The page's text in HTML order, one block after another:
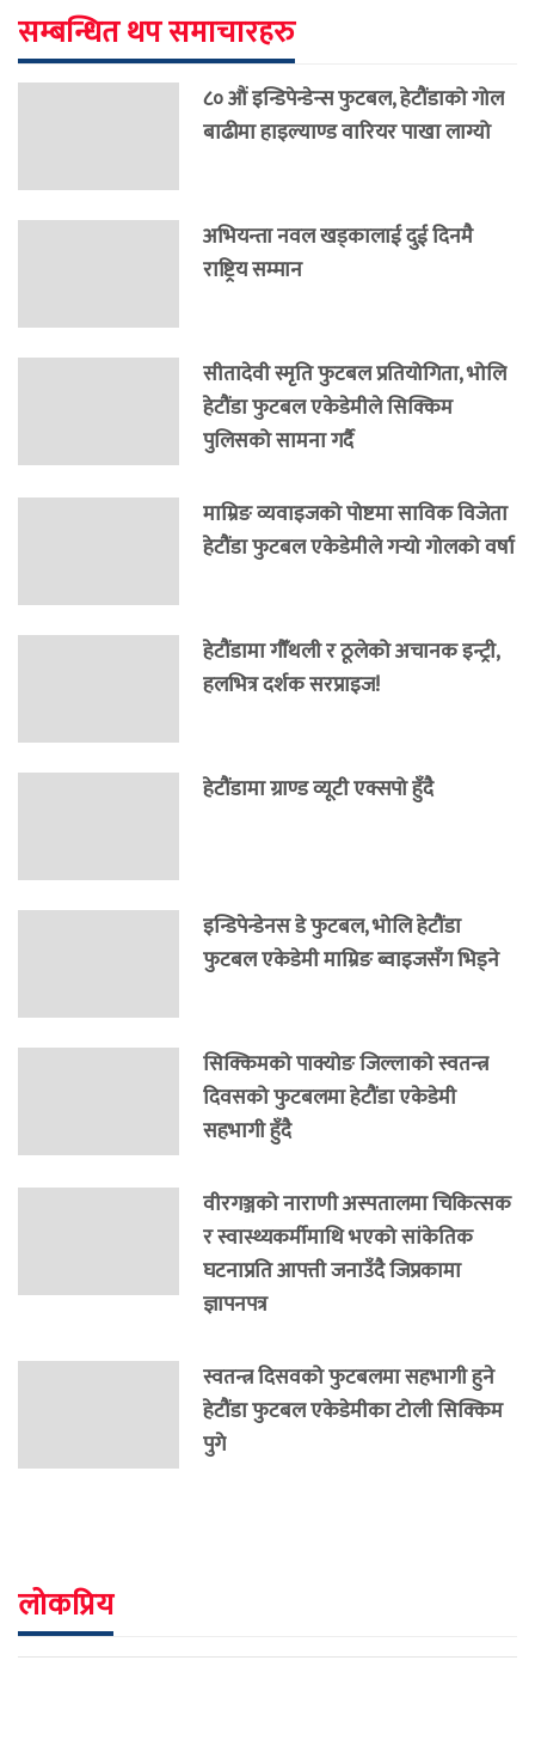
सम्बन्धित थप समाचारहरु
८० औं इन्डिपेन्डेन्स फुटबल, हेटौंडाको गोल
बाढीमा हाइल्याण्ड वारियर पाखा लाग्यो
अभियन्ता नवल खड्कालाई दुई दिनमै
राष्ट्रिय सम्मान
सीतादेवी स्मृति फुटबल प्रतियोगिता, भोलि
हेटौंडा फुटबल एकेडेमीले सिक्किम
पुलिसको सामना गर्दै
माम्रिङ व्यवाइजको पोष्टमा साविक विजेता
हेटौंडा फुटबल एकेडेमीले गर्‍यो गोलको वर्षा
हेटौंडामा गौँथली र ठूलेको अचानक इन्ट्री,
हलभित्र दर्शक सरप्राइज!
हेटौंडामा ग्राण्ड व्यूटी एक्सपो हुँदै
इन्डिपेन्डेनस डे फुटबल, भोलि हेटौंडा
फुटबल एकेडेमी माम्रिङ ब्वाइजसँग भिड्ने
सिक्किमको पाक्योङ जिल्लाको स्वतन्त्र
दिवसको फुटबलमा हेटौंडा एकेडेमी
सहभागी हुँदै
वीरगञ्जको नाराणी अस्पतालमा चिकित्सक
र स्वास्थ्यकर्मीमाथि भएको सांकेतिक
घटनाप्रति आपत्ती जनाउँदै जिप्रकामा
ज्ञापनपत्र
स्वतन्त्र दिसवको फुटबलमा सहभागी हुने
हेटौंडा फुटबल एकेडेमीका टोली सिक्किम
पुगे
लोकप्रिय